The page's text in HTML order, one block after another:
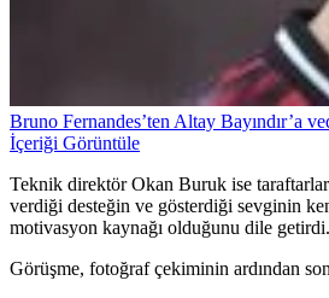
Bruno Fernandes’ten Altay Bayındır’a
İçeriği Görüntüle
Teknik direktör Okan Buruk ise
verdiği desteğin ve gösterdiği sevginin
motivasyon kaynağı olduğunu dile getirdi.
Görüşme, fotoğraf çekiminin ardından